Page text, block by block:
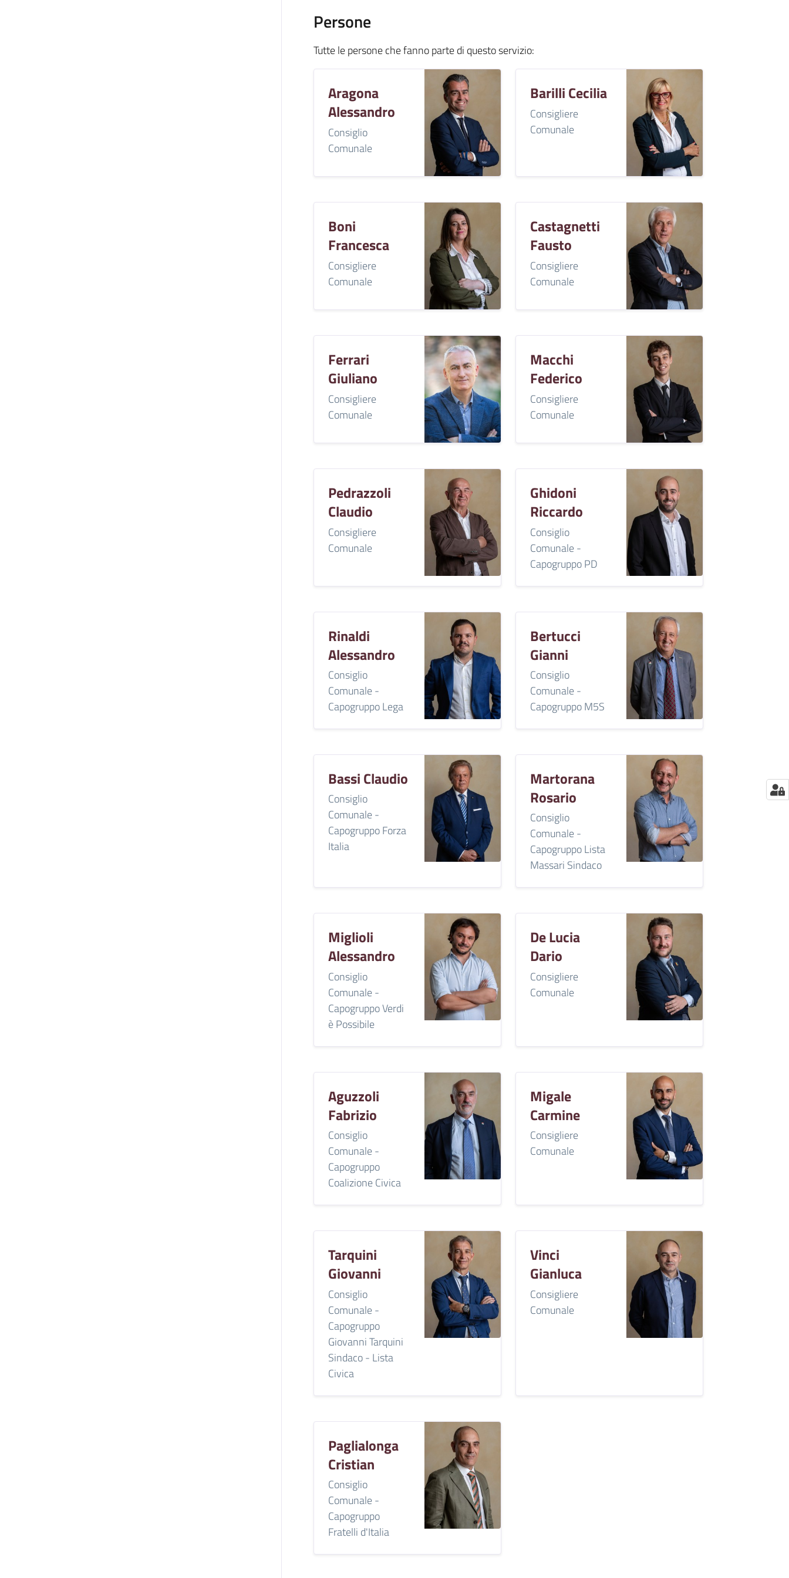
Persone
Tutte le persone che fanno parte di questo servizio:
Aragona
Alessandro
Consiglio
Comunale
Barilli Cecilia
Consigliere
Comunale
Boni
Francesca
Consigliere
Comunale
Castagnetti
Fausto
Consigliere
Comunale
Ferrari
Giuliano
Consigliere
Comunale
Macchi
Federico
Consigliere
Comunale
Pedrazzoli
Claudio
Consigliere
Comunale
Ghidoni
Riccardo
Consiglio
Comunale -
Capogruppo PD
Rinaldi
Alessandro
Consiglio
Comunale -
Capogruppo Lega
Bertucci
Gianni
Consiglio
Comunale -
Capogruppo M5S
Bassi Claudio
Consiglio
Comunale -
Capogruppo Forza
Italia
Martorana
Rosario
Consiglio
Comunale -
Capogruppo Lista
Massari Sindaco
Miglioli
Alessandro
Consiglio
Comunale -
Capogruppo Verdi
è Possibile
De Lucia
Dario
Consigliere
Comunale
Aguzzoli
Fabrizio
Consiglio
Comunale -
Capogruppo
Coalizione Civica
Migale
Carmine
Consigliere
Comunale
Tarquini
Giovanni
Consiglio
Comunale -
Capogruppo
Giovanni Tarquini
Sindaco - Lista
Civica
Vinci
Gianluca
Consigliere
Comunale
Paglialonga
Cristian
Consiglio
Comunale -
Capogruppo
Fratelli d'Italia